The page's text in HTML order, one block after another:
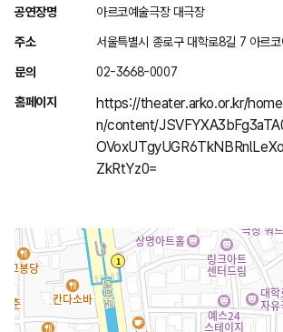
위
치
안
공연장명 아르코예술극장 대극장
주소 서울특별시 종로구 대학로8길 7 아르
문의 02-3668-0007
홈페이지
https://theater.arko.or.kr/
n/content/
ZkRtYz0=